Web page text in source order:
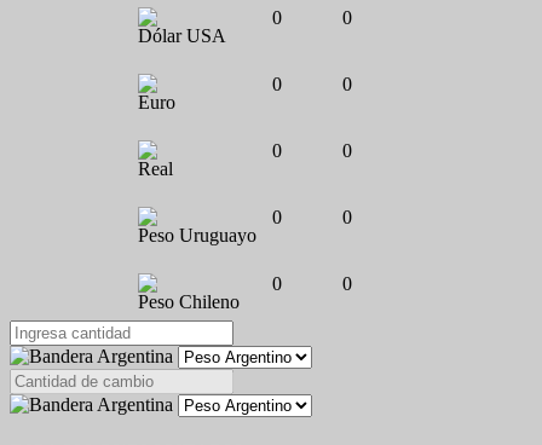
Dólar USA
0 0
Euro
0 0
Real
0 0
Peso Uruguayo
0 0
Peso Chileno
0 0